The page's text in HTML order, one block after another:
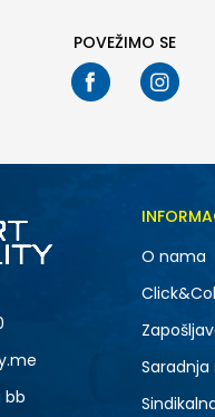
POVEŽIMO SE
bb
O nama